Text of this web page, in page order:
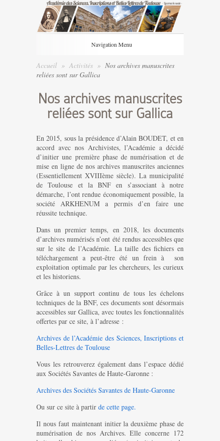
Navigation Menu
Accueil » Activités » Nos archives manuscrites
reliées sont sur Gallica
Nos archives manuscrites
reliées sont sur Gallica
En 2015, sous la présidence d’Alain BOUDET, et en
accord avec nos Archivistes, l’Académie a décidé
d’initier une première phase de numérisation et de
mise en ligne de nos archives manuscrites anciennes
(Essentiellement XVIIIème siècle). La municipalité
de Toulouse et la BNF en s’associant à notre
démarche, l’ont rendue économiquement possible, la
société ARKHENUM a permis d’en faire une
réussite technique.
Dans un premier temps, en 2018, les documents
d’archives numérisés n’ont été rendus accessibles que
sur le site de l’Académie. La taille des fichiers en
téléchargement a peut-être été un frein à son
exploitation optimale par les chercheurs, les curieux
et les historiens.
Grâce à un support continu de tous les échelons
techniques de la BNF, ces documents sont désormais
accessibles sur Gallica, avec toutes les fonctionnalités
offertes par ce site, à l’adresse :
Archives de l’Académie des Sciences, Inscriptions et
Belles-Lettres de Toulouse
Vous les retrouverez également dans l’espace dédié
aux Sociétés Savantes de Haute-Garonne :
Archives des Sociétés Savantes de Haute-Garonne
Ou sur ce site à partir de cette page.
Il nous faut maintenant initier la deuxième phase de
numérisation de nos Archives. Elle concerne 172